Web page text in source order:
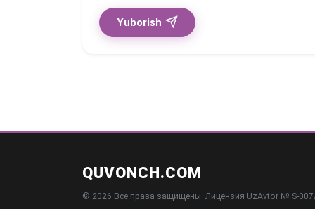
Yuborish
QUVONCH.COM
© 2026 Все права защищены. Лицензия UzAvtor № S-